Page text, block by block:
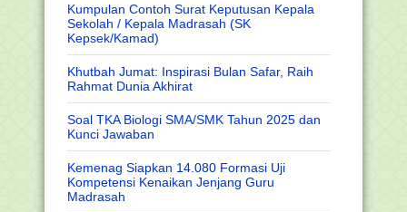
Kumpulan Contoh Surat Keputusan Kepala
Sekolah / Kepala Madrasah (SK
Kepsek/Kamad)
Khutbah Jumat: Inspirasi Bulan Safar, Raih
Rahmat Dunia Akhirat
Soal TKA Biologi SMA/SMK Tahun 2025 dan
Kunci Jawaban
Kemenag Siapkan 14.080 Formasi Uji
Kompetensi Kenaikan Jenjang Guru
Madrasah